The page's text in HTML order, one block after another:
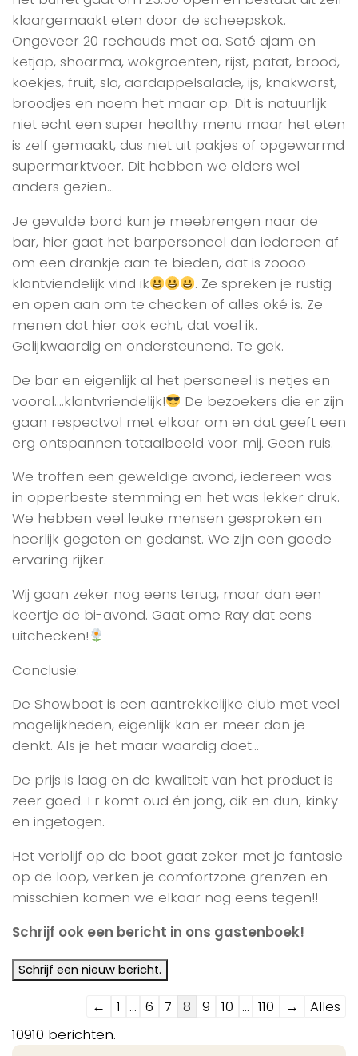
klaargemaakt eten door de scheepskok.
Ongeveer 20 rechauds met oa. Saté ajam en
ketjap, shoarma, wokgroenten, rijst, patat, brood,
koekjes, fruit, sla, aardappelsalade, ijs, knakworst,
broodjes en noem het maar op. Dit is natuurlijk
niet echt een super healthy menu maar het eten
is zelf gemaakt, dus niet uit pakjes of opgewarmd
supermarktvoer. Dit hebben we elders wel
anders gezien…
Je gevulde bord kun je meebrengen naar de
bar, hier gaat het barpersoneel dan iedereen af
om een drankje aan te bieden, dat is zoooo
klantviendelijk vind ik
. Ze spreken je rustig
en open aan om te checken of alles oké is. Ze
menen dat hier ook echt, dat voel ik.
Gelijkwaardig en ondersteunend. Te gek.
De bar en eigenlijk al het personeel is netjes en
vooral….klantvriendelijk!
De bezoekers die er zijn
gaan respectvol met elkaar om en dat geeft een
erg ontspannen totaalbeeld voor mij. Geen ruis.
We troffen een geweldige avond, iedereen was
in opperbeste stemming en het was lekker druk.
We hebben veel leuke mensen gesproken en
heerlijk gegeten en gedanst. We zijn een goede
ervaring rijker.
Wij gaan zeker nog eens terug, maar dan een
keertje de bi-avond. Gaat ome Ray dat eens
uitchecken!
Conclusie:
De Showboat is een aantrekkelijke club met veel
mogelijkheden, eigenlijk kan er meer dan je
denkt. Als je het maar waardig doet…
De prijs is laag en de kwaliteit van het product is
zeer goed. Er komt oud én jong, dik en dun, kinky
en ingetogen.
Het verblijf op de boot gaat zeker met je fantasie
op de loop, verken je comfortzone grenzen en
misschien komen we elkaar nog eens tegen!!
Schrijf ook een bericht in ons gastenboek!
Navigatie
door
de
← 1 ... 6 7 8 9 10 ... 110 →
Alles
10910 berichten.